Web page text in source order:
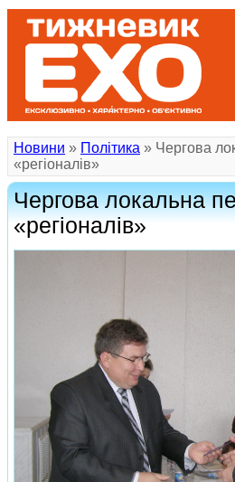
Новини » Політика » Чергова
«регіоналів»
Чергова локальна
«регіоналів»